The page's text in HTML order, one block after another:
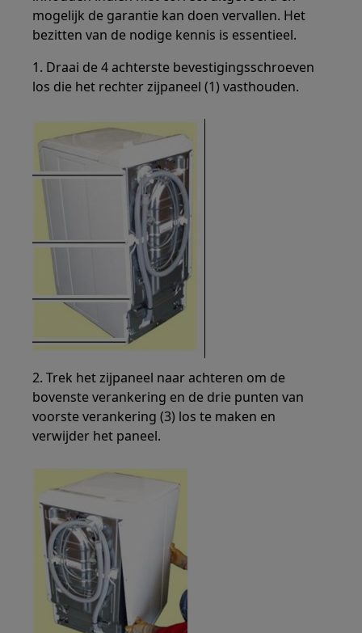
mogelijk de garantie kan doen vervallen. Het
bezitten van de nodige kennis is essentieel.
1. Draai de 4 achterste bevestigingsschroeven
los die het rechter zijpaneel (1) vasthouden.
2. Trek het zijpaneel naar achteren om de
bovenste verankering en de drie punten van
voorste verankering (3) los te maken en
verwijder het paneel.